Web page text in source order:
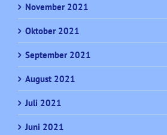
November 2021
Oktober 2021
September 2021
August 2021
Juli 2021
Juni 2021